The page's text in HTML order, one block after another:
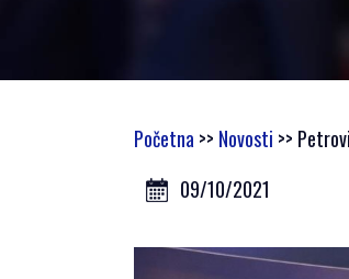
ODBOR
Početna >> Novosti >>
09/10/2021